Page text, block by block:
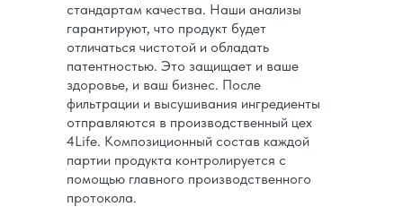
стандартам качества. Наши анализы
гарантируют, что продукт будет
отличаться чистотой и обладать
патентностью. Это защищает и ваше
здоровье, и ваш бизнес. После
фильтрации и высушивания ингредиенты
отправляются в производственный цех
4Life. Композиционный состав каждой
партии продукта контролируется с
помощью главного производственного
протокола.